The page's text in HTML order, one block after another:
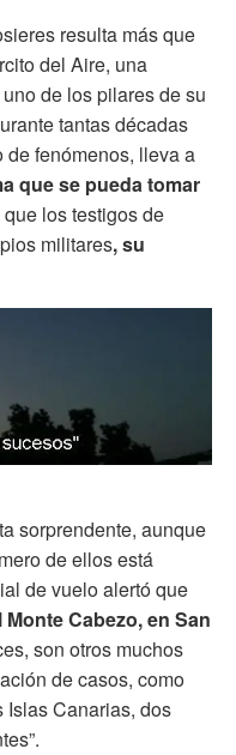
resulta más que
del Aire, una
de los pilares de su
tantas décadas
de fenómenos, lleva a
que se pueda tomar
los testigos de
militares, su
sorprendente, aunque
de ellos está
de vuelo alertó que
Cabezo, en San
son otros muchos
de casos, como
Islas Canarias, dos